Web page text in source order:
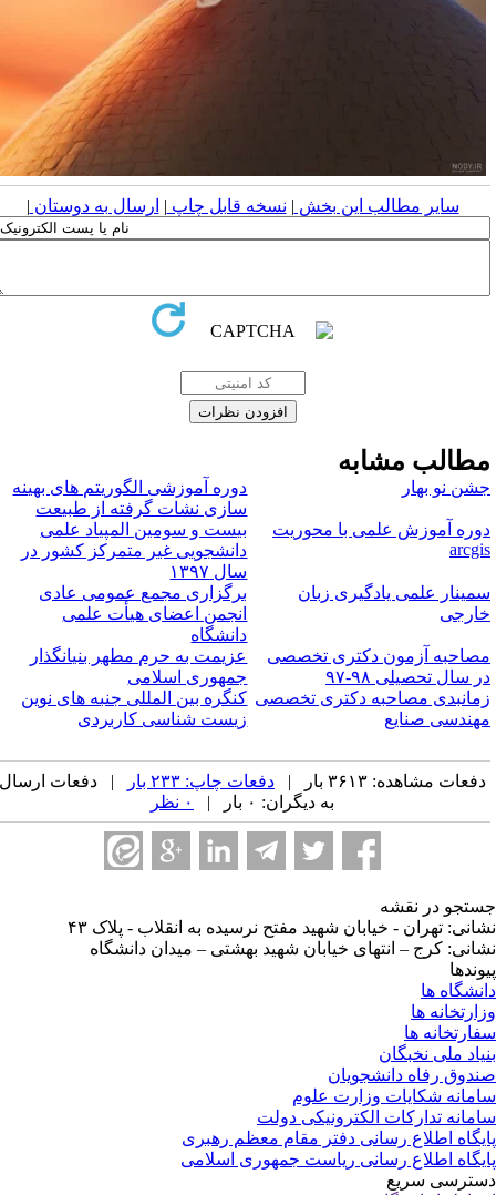
سایر مطالب این بخش | نسخه قابل چاپ| ارسال به دوستان|
مشابه
نو بهار
دوره آموزشی الگوریتم های بهینه
سازی نشات گرفته از طبیعت
آموزش علمی با محوریت
بیست و سومین المپیاد علمی
دانشجویی غیر متمرکز کشور در
سال ۱۳۹۷
علمی یادگیری زبان
برگزاری مجمع عمومی عادی
انجمن اعضای هیأت علمی
دانشگاه
آزمون دکتری تخصصی
سال تحصیلی ۹۸-۹۷
عزیمت به حرم مطهر بنیانگذار
جمهوری اسلامی
مصاحبه دکتری تخصصی
صنایع
کنگره بین المللی جنبه های نوین
زیست شناسی کاربردی
دفعات مشاهده: ۳۶۱۳ بار | دفعات چاپ: ۲۳۳ بار
| دفعات ارسال
به دیگران: ۰ بار |
در نقشه
تهران - خیابان شهید مفتح نرسیده به انقلاب - پلاک ۴۳
کرج – انتهای خیابان شهید بهشتی – میدان دانشگاه
ها
ها
ها
ملی نخبگان
رفاه دانشجویان
شکایات وزارت علوم
تدارکات الکترونیکی دولت
اطلاع رسانی دفتر مقام معظم رهبری
اطلاع رسانی ریاست جمهوری اسلامی
سریع